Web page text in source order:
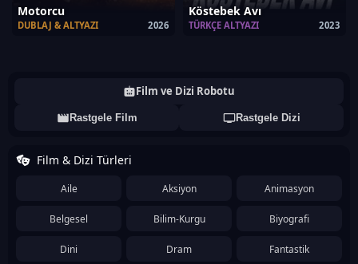
Motorcu
2026
DUBLAJ & ALTYAZI
Köstebek Avı
2023
TÜRKÇE ALTYAZI
Film ve Dizi Robotu
Rastgele Film Rastgele Dizi
Film & Dizi Türleri
Aile Aksiyon Animasyon
Belgesel Bilim-Kurgu Biyografi
Dini Dram Fantastik